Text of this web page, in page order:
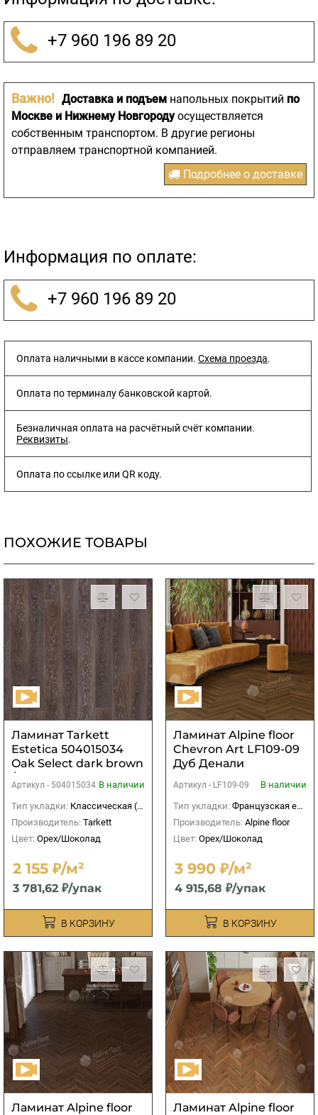
+7 960 196 89 20
Важно! Доставка и подъем напольных покрытий по
Москве и Нижнему Новгородуосуществляется
собственным транспортом. В другие регионы
отправляем транспортной компанией.
Подробнее о доставке
Информация по оплате:
+7 960 196 89 20
Оплата наличными в кассе компании. Схема проезда.
Оплата по терминалу банковской картой.
Безналичная оплата на расчётный счёт компании.
Реквизиты.
Оплата по ссылке или QR коду.
ПОХОЖИЕ ТОВАРЫ
Ламинат Tarkett
Estetica 504015034
Oak Select dark brown
коричневый
1292х194х9 мм
(1,754м2)
Артикул - 504015034 В наличии
Тип укладки: Классическая (прямая)
Производитель: Tarkett
Цвет: Орех/Шоколад
2 155 ₽/м²
3 781,62 ₽/упак
В КОРЗИНУ
Ламинат Alpine floor
Chevron Art LF109-09
Дуб Денали
Артикул - LF109-09
В наличии
Тип укладки: Французская елка
Производитель: Alpine floor
Цвет: Орех/Шоколад
3 990 ₽/м²
4 915,68 ₽/упак
В КОРЗИНУ
Ламинат Alpine floor
Ламинат Alpine floor